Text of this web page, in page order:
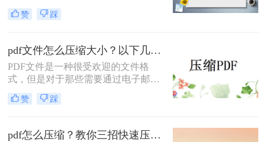
而，有时候PDF文件的大小会非常
大，导致传输和存储变得不太方便。
的技巧。下面将介绍几种pdf怎么压缩
的小一点方法。
赞 踩
pdf文件怎么压缩大小？以下几种方法帮你轻松解决！
PDF文件是一种很受欢迎的文件格
式，但是对于那些需要通过电子邮件
或云存储服务发送PDF文件的人来
说，文件大小可能会成为一个问题，
制。在这种情况下，您需要一种方法
赞 踩
pdf怎么压缩？教你三招快速压缩！